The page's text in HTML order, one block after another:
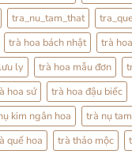
tra_nu_tam_that
trà hoa bách nhật
trà
ly trà hoa mẫu đơn
hoa sứ trà hoa đậu biếc
kim ngân hoa
trà nụ
quế hoa trà thảo mộc